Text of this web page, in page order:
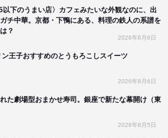
以下のうまい店〉カフェみたいな外観なのに、出
チ中華。京都・下鴨にある、料理の鉄人の系譜を
？
2026年8月6日
王子おすすめのとうもろこしスイーツ
2026年8月6日
た劇場型おまかせ寿司。銀座で新たな幕開け（東
2026年8月5日